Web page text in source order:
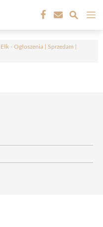
Ełk - Ogłoszenia | Sprzedam |